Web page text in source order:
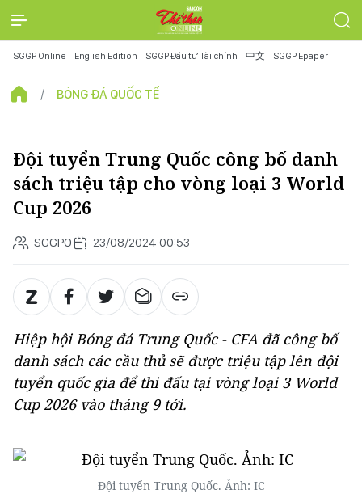
SGGP Online English Edition SGGP Đầu tư Tài chính 中文 SGGP Epaper
BÓNG ĐÁ QUỐC TẾ
Đội tuyển Trung Quốc công bố danh
sách triệu tập cho vòng loại 3 World
Cup 2026
SGGPO 23/08/2024 00:53
Hiệp hội Bóng đá Trung Quốc - CFA đã công bố
danh sách các cầu thủ sẽ được triệu tập lên đội
tuyển quốc gia để thi đấu tại vòng loại 3 World
Cup 2026 vào tháng 9 tới.
Đội tuyển Trung Quốc. Ảnh: IC